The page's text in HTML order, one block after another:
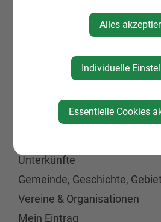
Natur, Sport & Erholung
Kulinarik
Unterkünfte
Gemeinde, Geschichte,
Vereine & Organisationen
Mein Eintrag
Alles
Individuelle
Essentielle Cookies